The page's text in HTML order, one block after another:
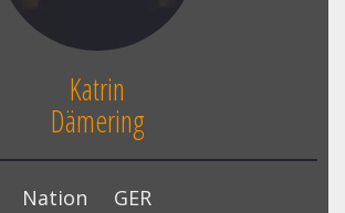
Katrin
Dämering
Nation
GER